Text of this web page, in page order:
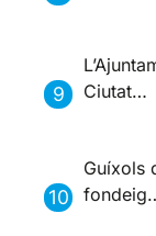
Ciutat…
Guíxols